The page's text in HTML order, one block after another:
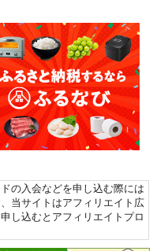
の入会などを申し込む際には
当サイトはアフィリエイト広
し込むとアフィリエイトプロ